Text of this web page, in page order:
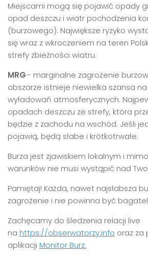
Miejscami mogą się pojawić opady
opad deszczu i wiatr pochodzenia
(burzowego). Największe ryzyko
się wraz z wkroczeniem na teren
strefy zbieżności wiatru.
MRG– marginalne zagrożenie
obszarze istnieje niewielka szansa
wyładowań atmosferycznych.
opadach deszczu ze strefy, która
będzie z zachodu na wschód. Jeśli
pojawią, będą słabe i krótkotrwałe.
Burza jest zjawiskiem lokalnym i
warunków nie musi wystąpić nad
Pamiętaj! Każda, nawet najsłabsza
zagrożenie i nie powinna być
Zachęcamy do śledzenia relacji live
na https://obserwatorzy.info oraz za
aplikacji Monitor Burz.